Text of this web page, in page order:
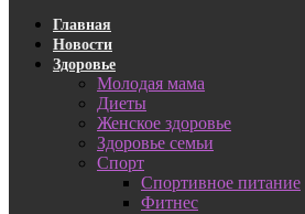
Главная
Новости
Здоровье
Молодая мама
Диеты
Женское здоровье
Здоровье семьи
Спорт
Спортивное питание
Фитнес